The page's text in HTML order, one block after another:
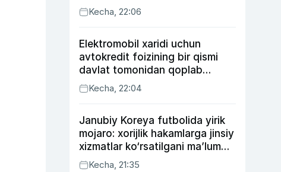
Kecha, 22:06
Elektromobil xaridi uchun
avtokredit foizining bir qismi
davlat tomonidan qoplab
berilishi mumkin
Kecha, 22:04
Janubiy Koreya futbolida yirik
mojaro: xorijlik hakamlarga jinsiy
xizmatlar ko‘rsatilgani ma’lum
qilindi
Kecha, 21:35